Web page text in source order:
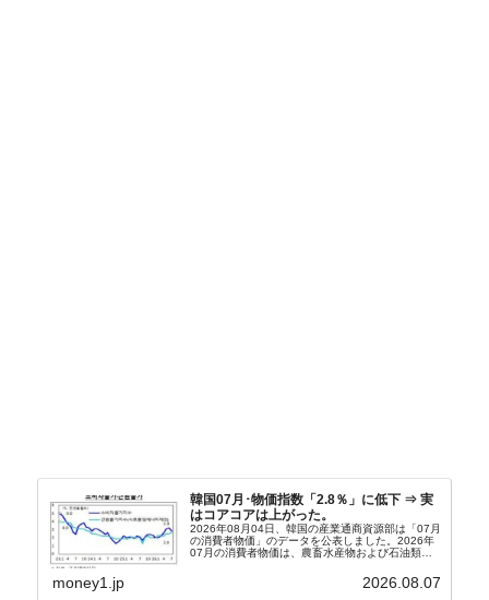
韓国07月･物価指数「2.8％」に低下 ⇒ 実
はコアコアは上がった。
2026年08月04日、韓国の産業通商資源部は「07月
の消費者物価」のデータを公表しました。2026年
07月の消費者物価は、農畜水産物および石油類の
2.8％上昇（06月は3.2％）となり、上昇率は前...
money1.jp 2026.08.07